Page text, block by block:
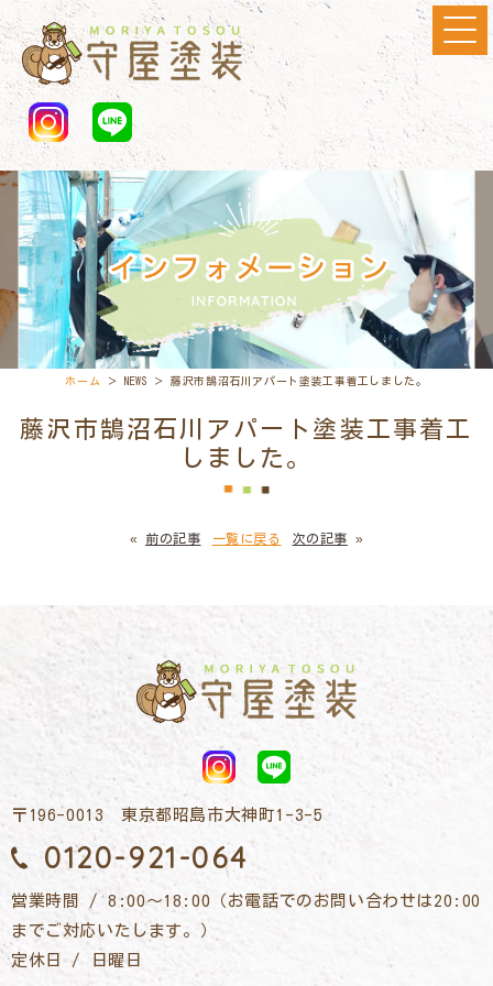
ホーム ＞ NEWS ＞ 藤沢市鵠沼石川アパート塗装工事着工しました。
藤沢市鵠沼石川アパート塗装工事着工
しました。
« 前の記事 一覧に戻る 次の記事 »
〒196-0013 東京都昭島市大神町1-3-5
0120-921-064
営業時間 / 8:00～18:00（お電話でのお問い合わせは20:00
までご対応いたします。）
定休日 / 日曜日